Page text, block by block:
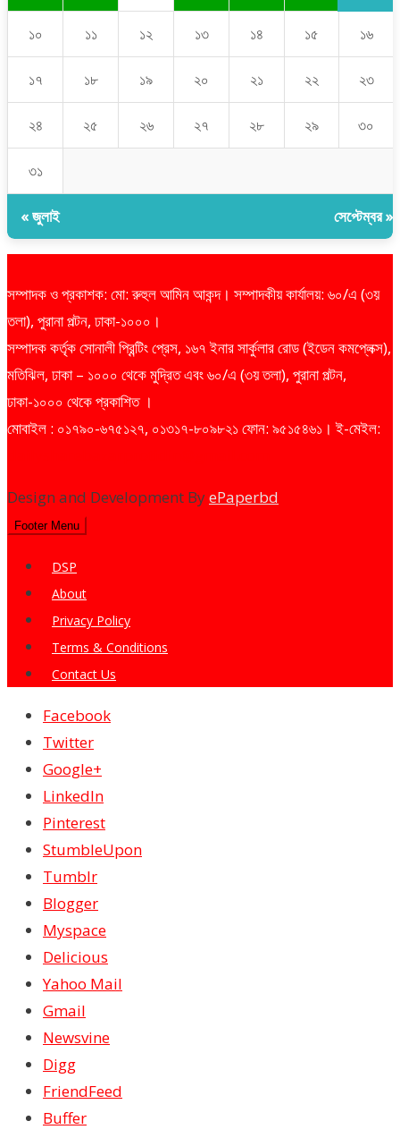
১০ ১১ ১২ ১৩ ১৪ ১৫ ১৬
১৭ ১৮ ১৯ ২০ ২১ ২২ ২৩
২৪ ২৫ ২৬ ২৭ ২৮ ২৯ ৩০
৩১
« জুলাই সেপ্টেম্বর »
সম্পাদক ও প্রকাশক: মো: রুহুল আমিন আকন্দ। সম্পাদকীয় কার্যালয়: ৬০/এ (৩য়
তলা), পুরানা পল্টন, ঢাকা-১০০০।
সম্পাদক কর্তৃক সোনালী প্রিন্টিং প্রেস, ১৬৭ ইনার সার্কুলার রোড (ইডেন কমপ্লেক্স),
মতিঝিল, ঢাকা – ১০০০ থেকে মুদ্রিত এবং ৬০/এ (৩য় তলা), পুরানা পল্টন,
ঢাকা-১০০০ থেকে প্রকাশিত ।
মোবাইল : ০১৭৯০-৬৭৫১২৭, ০১৩১৭-৮০৯৮২১ ফোন: ৯৫১৫৪৬১। ই-মেইল:
Design and Development ByePaperbd
Footer Menu
DSP
About
Privacy Policy
Terms & Conditions
Contact Us
Facebook
Twitter
Google+
LinkedIn
Pinterest
StumbleUpon
Tumblr
Blogger
Myspace
Delicious
Yahoo Mail
Gmail
Newsvine
Digg
FriendFeed
Buffer